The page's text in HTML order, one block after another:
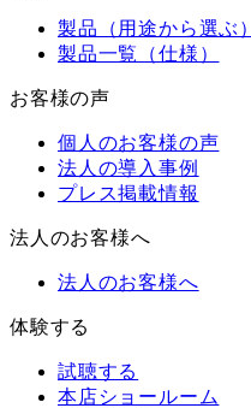
製品（用途から選ぶ）
製品一覧（仕様）
お客様の声
個人のお客様の声
法人の導入事例
プレス掲載情報
法人のお客様へ
法人のお客様へ
体験する
試聴する
本店ショールーム